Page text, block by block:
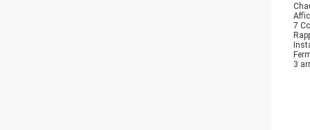
7
3